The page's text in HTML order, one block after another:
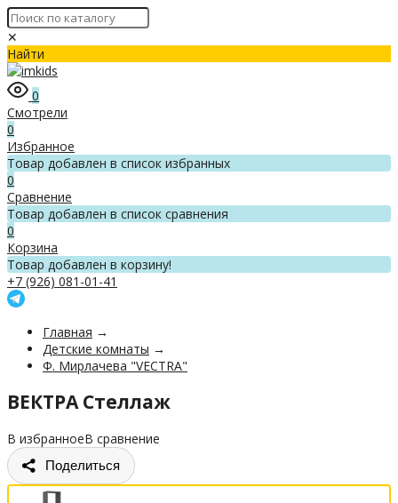
✕
Найти
0
Смотрели
0
Избранное
Товар добавлен в список избранных
0
Сравнение
Товар добавлен в список сравнения
0
Корзина
Товар добавлен в корзину!
+7 (926) 081-01-41
Главная →
Детские комнаты →
Ф. Мирлачева "VECTRA"
ВЕКТРА Стеллаж
В избранноеВ сравнение
Поделиться